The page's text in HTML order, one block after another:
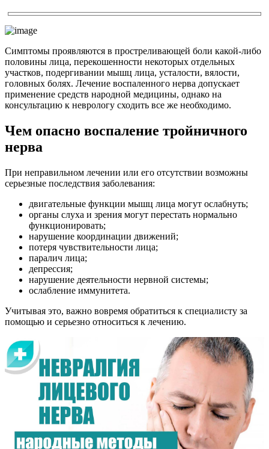
Симптомы проявляются в простреливающей боли какой-либо
половины лица, перекошенности некоторых отдельных
участков, подергивании мышц лица, усталости, вялости,
головных болях. Лечение воспаленного нерва допускает
применение средств народной медицины, однако на
консультацию к неврологу сходить все же необходимо.
Чем опасно воспаление тройничного
нерва
При неправильном лечении или его отсутствии возможны
серьезные последствия заболевания:
двигательные функции мышц лица могут ослабнуть;
органы слуха и зрения могут перестать нормально
функционировать;
нарушение координации движений;
потеря чувствительности лица;
паралич лица;
депрессия;
нарушение деятельности нервной системы;
ослабление иммунитета.
Учитывая это, важно вовремя обратиться к специалисту за
помощью и серьезно относиться к лечению.